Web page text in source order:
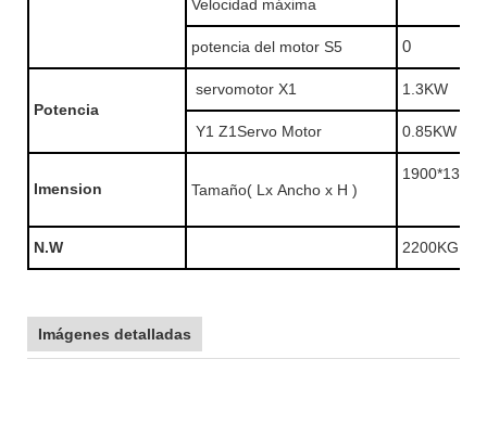
Velocidad máxima
potencia del motor S5 0
Potencia
servomotor X1 1.3KW
Y1 Z1Servo Motor 0.85KW
Imension Tamaño( Lx Ancho x H )
N.W 2200KG
Imágenes detalladas